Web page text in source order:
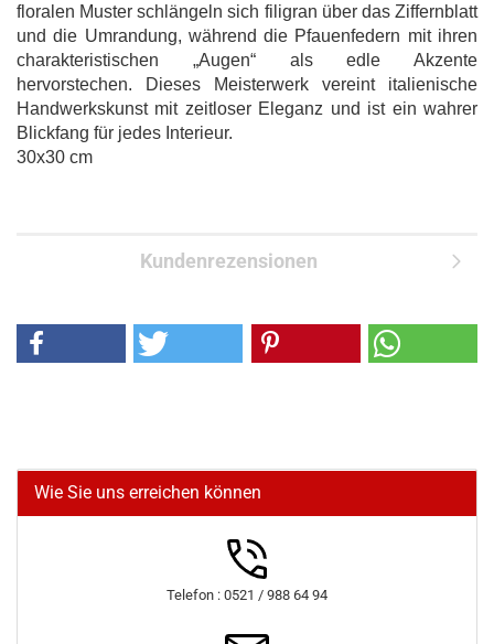
floralen Muster schlängeln sich filigran über das Ziffernblatt
und die Umrandung, während die Pfauenfedern mit ihren
charakteristischen „Augen“ als edle Akzente
hervorstechen. Dieses Meisterwerk vereint italienische
Handwerkskunst mit zeitloser Eleganz und ist ein wahrer
Blickfang für jedes Interieur.
30x30 cm
Kundenrezensionen
Wie Sie uns erreichen können
Telefon : 0521 / 988 64 94